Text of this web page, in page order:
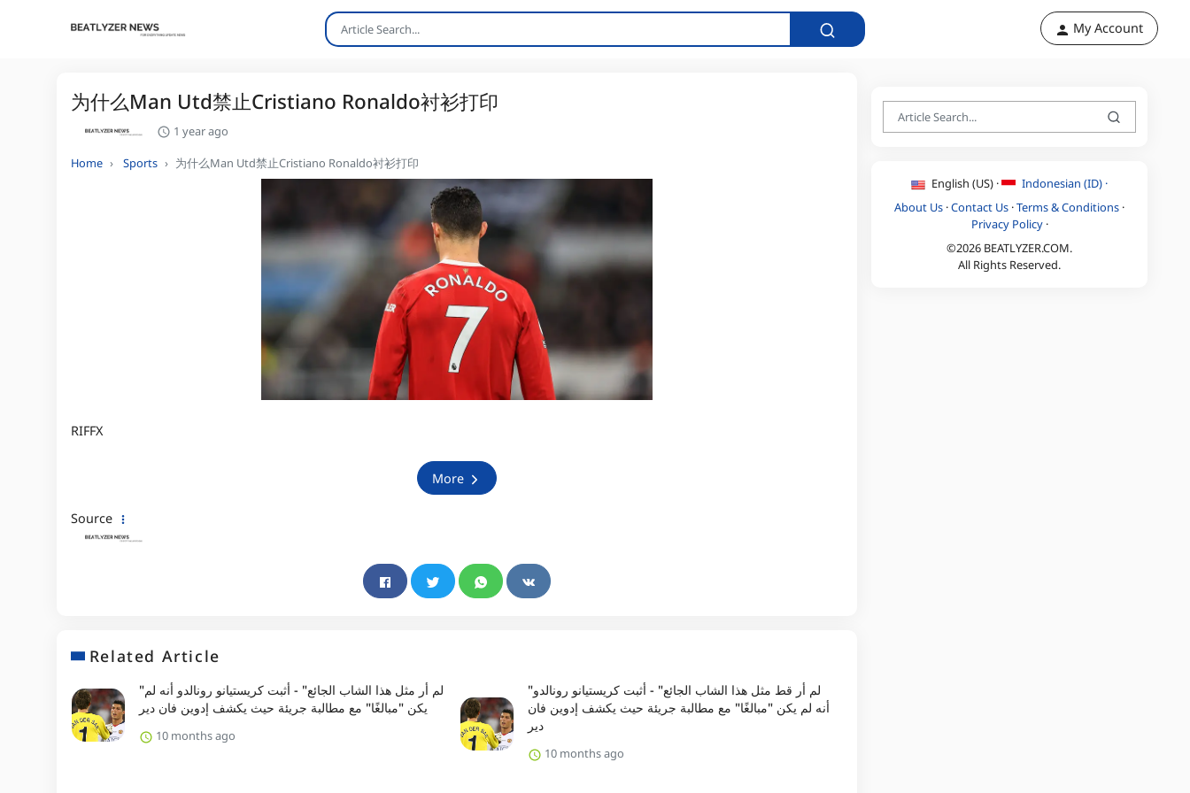
My Account
为什么Man Utd禁止Cristiano Ronaldo衬衫打印
1 year ago
Home Sports 为什么Man Utd禁止Cristiano Ronaldo衬衫打印
RIFFX
More
Source
Related Article
"لم أر مثل هذا الشاب الجائع" - أثبت كريستيانو رونالدو أنه لم
يكن "مبالغًا" مع مطالبة جريئة حيث يكشف إدوين فان دير
10 months ago
"لم أر قط مثل هذا الشاب الجائع" - أثبت كريستيانو رونالدو
أنه لم يكن "مبالغًا" مع مطالبة جريئة حيث يكشف إدوين فان
دير
10 months ago
English (US) ·
Indonesian (ID) ·
About Us ·Contact Us ·Terms & Conditions ·
Privacy Policy·
©2026 BEATLYZER.COM.
All Rights Reserved.